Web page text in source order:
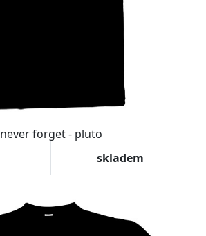
never forget - pluto
skladem